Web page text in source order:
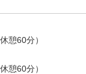
憩60分）
憩60分）